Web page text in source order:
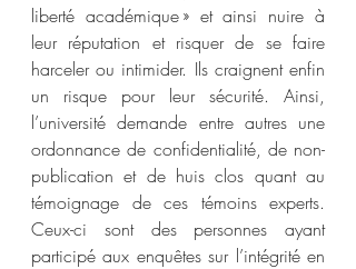
liberté académique » et ainsi nuire à
leur réputation et risquer de se faire
harceler ou intimider. Ils craignent enfin
un risque pour leur sécurité. Ainsi,
l’université demande entre autres une
ordonnance de confidentialité, de non-
publication et de huis clos quant au
témoignage de ces témoins experts.
Ceux-ci sont des personnes ayant
participé aux enquêtes sur l’intégrité en